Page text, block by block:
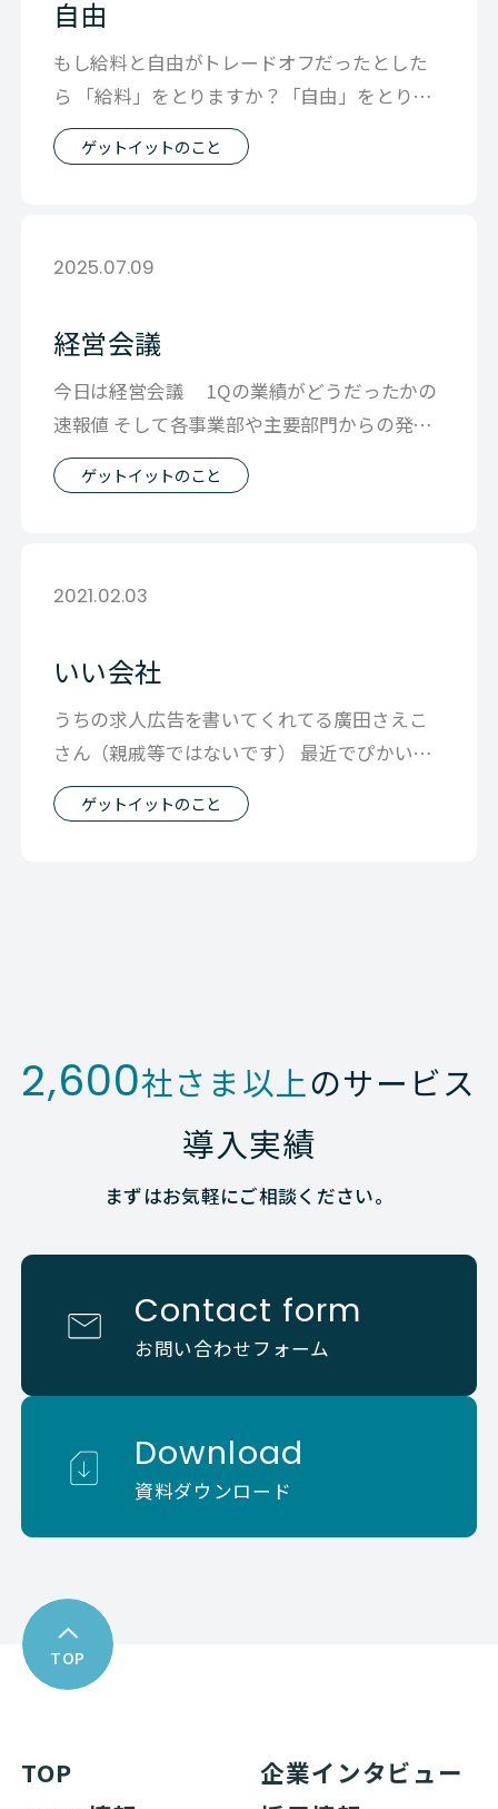
自由
もし給料と自由がトレードオフだったとした
ら 「給料」をとりますか？「自由」をとりま
すか？？ 僕の順番ははっきりしてます
ゲットイットのこと
2025.07.09
経営会議
今日は経営会議 1Qの業績がどうだったかの
速報値 そして各事業部や主要部門からの発表
を行い 全社で全体の事業の状況につ
ゲットイットのこと
2021.02.03
いい会社
うちの求人広告を書いてくれてる廣田さえこ
さん（親戚等ではないです） 最近でぴかいち
の作品ができたとFacebookでつぶ
ゲットイットのこと
2,600社さま以上のサービス
導入実績
まずはお気軽にご相談ください。
Contact form
お問い合わせフォーム
Download
資料ダウンロード
TOP
TOP
企業インタビュー